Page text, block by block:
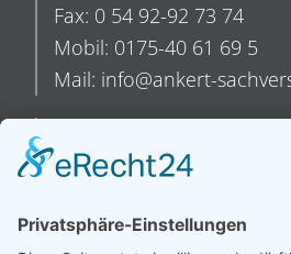
Fax: 0 54 92-92 73 74
Mobil: 0175-40 61 69 5
Mail: info@ankert-
26135 Oldenburg
Fax: 04 41-55 97 82 61